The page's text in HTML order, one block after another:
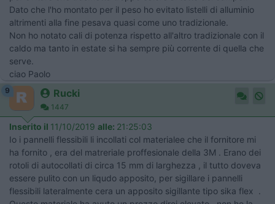
Dato che l'ho montato per il peso ho evitato listelli di alluminio
altrimenti alla fine pesava quasi come uno tradizionale.
Non ho notato cali di potenza rispetto all'altro tradizionale con il
caldo ma tanto in estate si ha sempre più corrente di quella che
serve.
ciao Paolo
9 Rucki
1447
Inserito il 11/10/2019 alle: 21:25:03
Io i pannelli flessibili li incollati col materialee che il fornitore mi
ha fornito , era del matreriale proffesionale della 3M . Erano dei
rotoli di autocollati di circa 15 mm di larghezza , il tutto doveva
essere pulito con un liqudo apposito, per sigillare i pannelli
flessibili lateralmente cera un apposito sigillante tipo sika flex .